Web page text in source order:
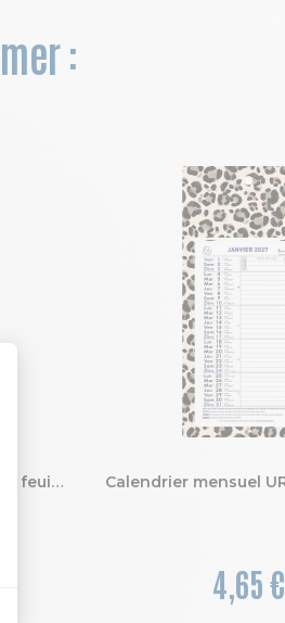
:
Calendrier Bloc mensuel avec feuillets détachables sans support 13 x 23 cm 2027
4,65 €